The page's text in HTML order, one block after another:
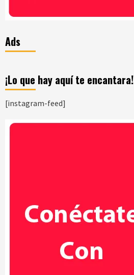
Ads
¡Lo que hay aquí te encantara!
[instagram-feed]